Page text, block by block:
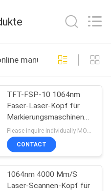
manufacture
TFT-FSP-10 1064nm
Faser-Laser-Kopf für
Markierungsmaschinen
Lasers
Please inquire individually MOQ:1
CONTACT
1064nm 4000 Mm/S
Laser-Scannen-Kopf für